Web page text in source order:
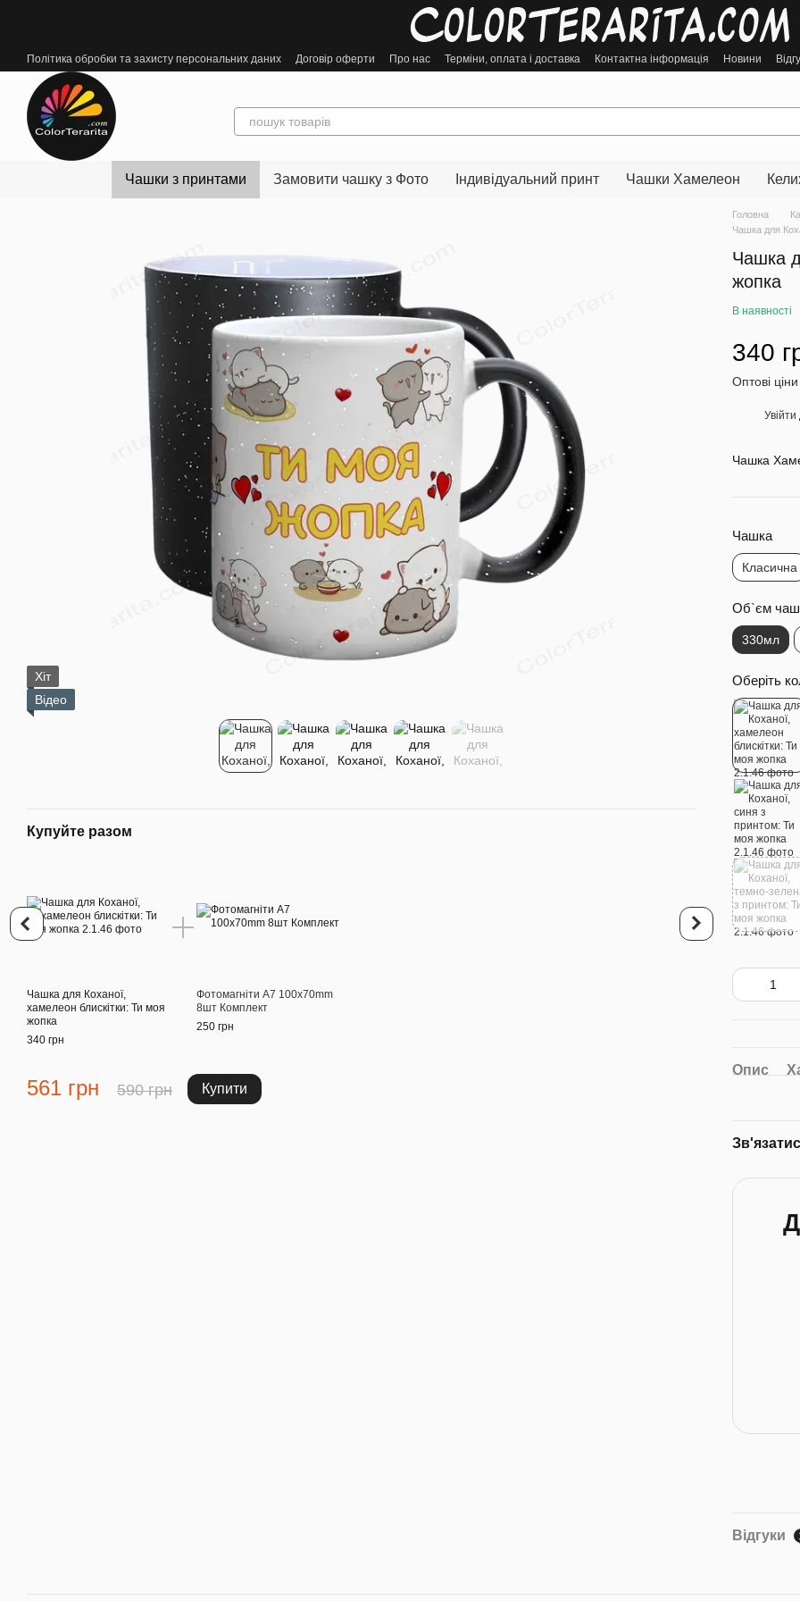
Політика обробки та захисту персональних даних Договір оферти Про нас Терміни, оплата і доставка Контактна інформація Новини
Чашки з принтами Замовити чашку з Фото Індивідуальний принт Чашки Хамелеон
Хіт
Відео
Купуйте разом
Чашка для Коханої,
хамелеон блискітки: Ти моя
жопка
340 грн
Фотомагніти A7 100x70mm
8шт Комплект
250 грн
561 грн 590 грн Купити
Купуйте разом
Чашка для Коханої,
Головна
Чашка для
Чашка
жопка
В наявності
340
Оптові
Увійти
Чашка
Чашка
Класична
Об`єм
330мл
Оберіть
Опис
Відгуки